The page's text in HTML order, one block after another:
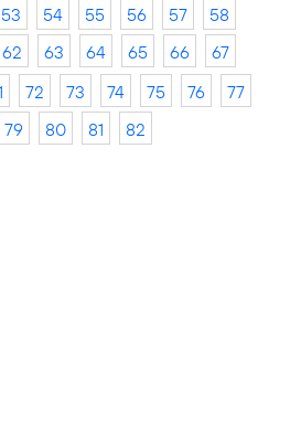
53 54 55 56 57
58
62 63 64 65 66
67
72 73 74 75 76
77
79 80 81 82